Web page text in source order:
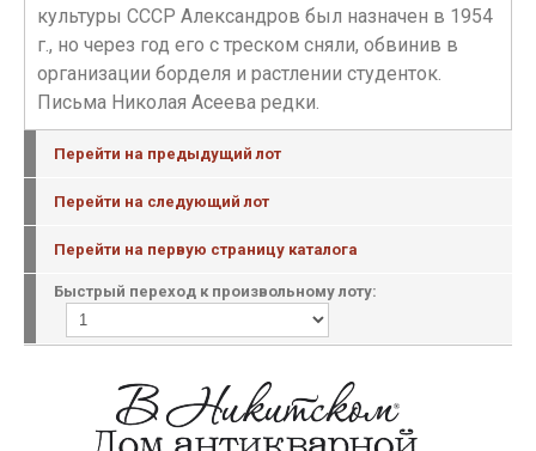
культуры СССР Александров был назначен в 1954
г., но через год его с треском сняли, обвинив в
организации борделя и растлении студенток.
Письма Николая Асеева редки.
Перейти на предыдущий лот
Перейти на следующий лот
Перейти на первую страницу каталога
Быстрый переход к произвольному лоту: